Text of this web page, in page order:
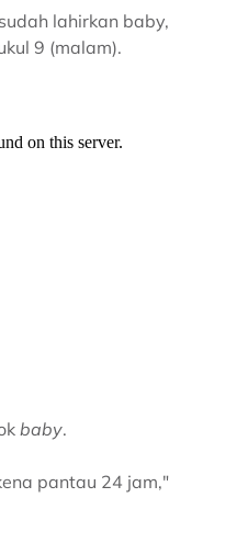
lahirkan baby,
9 (malam).
baby.
pantau 24 jam,"